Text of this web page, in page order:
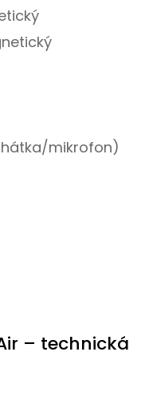
mikrofon)
– technická